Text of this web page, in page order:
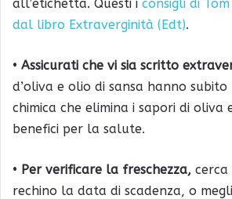
all’etichetta. Questi i consigli di
dal libro Extraverginità (Edt).
• Assicurati che vi sia scritto
d’oliva e olio di sansa hanno
chimica che elimina i sapori di oliva
benefici per la salute.
• Per verificare la freschezza,
rechino la data di scadenza, o